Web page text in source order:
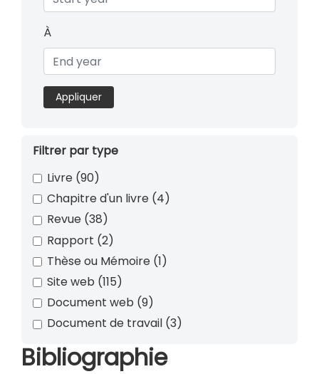
À
Appliquer
Filtrer par type
Livre (90)
Chapitre d'un livre (4)
Revue (38)
Rapport (2)
Thèse ou Mémoire (1)
Site web (115)
Document web (9)
Document de travail (3)
Bibliographie